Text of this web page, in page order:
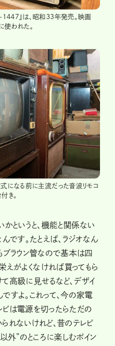
1447』は、昭和33年発売。映画
使われた。
になる前に主流だった音波リモコ
き。
かというと、機能と関係ない
です。たとえば、ラジオなん
ブラウン管なので基本は四
えがよくなければ買ってもら
高級に見せるなど、デザイ
すよ。これって、今の家電
は電源を切ったらただの
れないけれど、昔のテレビ
外”のところに楽しむポイン